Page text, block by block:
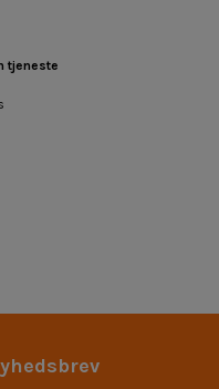
tjeneste